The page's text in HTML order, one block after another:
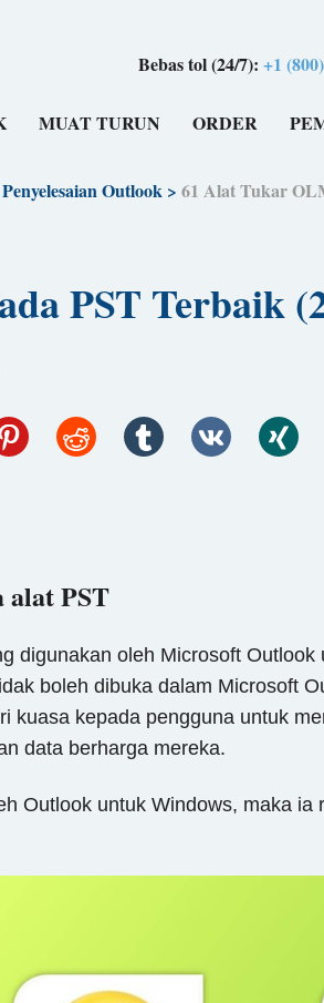
Bebas tol (24/7):+1
MUAT TURUN ORDER
Penyelesaian Outlook> 61 Alat Tukar
PST Terbaik
alat PST
digunakan oleh Microsoft
boleh dibuka dalam Microsoft
kuasa kepada pengguna untuk
data berharga mereka.
Outlook untuk Windows, maka